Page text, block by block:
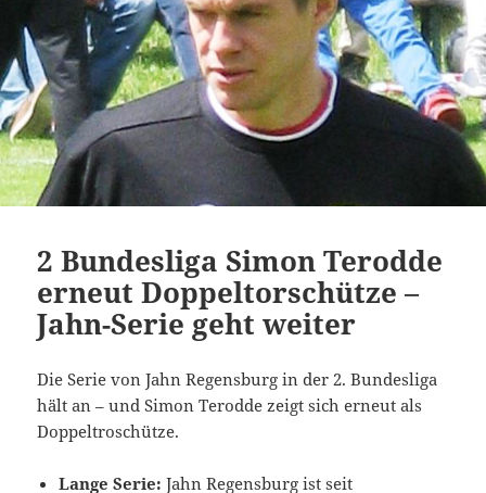
2 Bundesliga Simon Terodde
erneut Doppeltorschütze –
Jahn-Serie geht weiter
Die Serie von Jahn Regensburg in der 2. Bundesliga
hält an – und Simon Terodde zeigt sich erneut als
Doppeltroschütze.
Lange Serie:Jahn Regensburg ist seit